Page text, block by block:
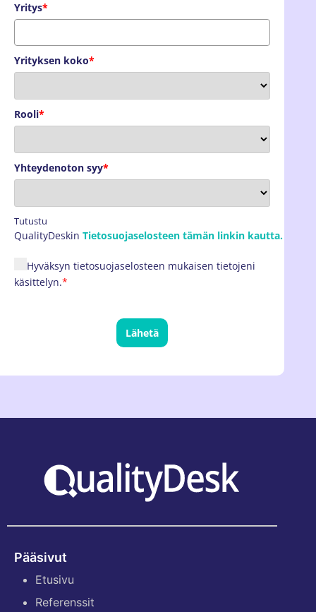
Yritys*
Yrityksen koko*
Rooli*
Yhteydenoton syy*
Tutustu
QualityDeskin Tietosuojaselosteen tämän linkin kautta.
Hyväksyn tietosuojaselosteen mukaisen tietojeni
käsittelyn.*
Lähetä
Pääsivut
Etusivu
Referenssit